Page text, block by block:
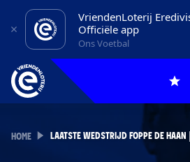
VriendenLoterij
Officiële app
Ons Voetbal
HOME LAATSTE WEDSTRIJD FOPPE DE HAAN